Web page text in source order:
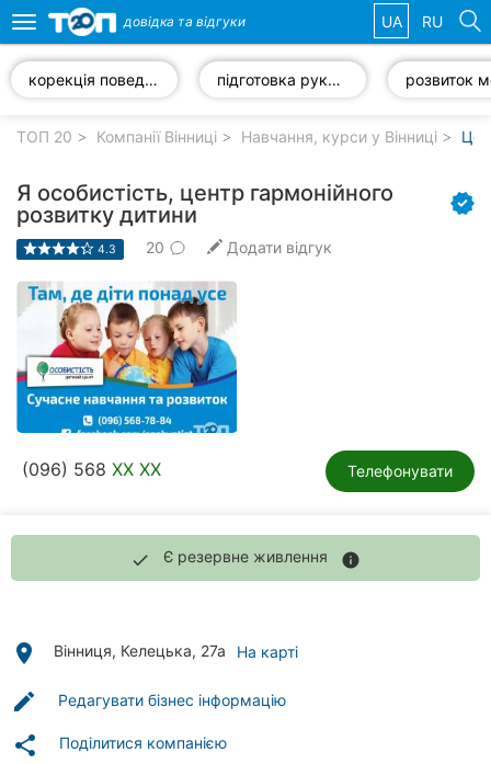
компанії
Популярні
рубрики:
Стоматології
Ветеринарні
клініки
Приватні
Всі
Toggle
navigation
довідка та відгуки UA RU
корекція поведінки дитини підготовка руки до письма
ТОП 20 Компанії Вінниці Навчання, курси у Вінниці
Я особистість, центр гармонійного
розвитку дитини
4.3 20 Додати відгук
(096) 568 XX XX Телефонувати
done Є резервне живлення info
place Вінниця, Келецька, 27а На карті
edit Редагувати бізнес інформацію
share Поділитися компанією